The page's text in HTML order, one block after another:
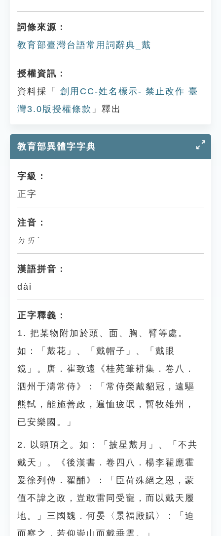
詞條來源：
教育部臺灣台語常用詞辭典_戴
授權資訊：
資料採「
創用CC-姓名標示- 禁止改作 臺
灣3.0版授權條款 」釋出
教育部異體字字典
字級：
正字
注音：
ㄉㄞˋ
漢語拼音：
dài
正字釋義：
1. 把某物附加於頭、面、胸、臂等處。
如：「戴花」、「戴帽子」、「戴眼
鏡」。唐．崔致遠《桂苑筆耕集．卷八．
泗州于濤常侍》：「常侍榮戴貂冠，遠驅
熊軾，能施善政，遍恤疲氓，暫牧雄州，
已安樂國。」
2. 以頭頂之。如：「披星戴月」、「不共
戴天」。《後漢書．卷四八．楊李翟應霍
爰徐列傳．翟酺》：「臣荷殊絕之恩，蒙
值不諱之政，豈敢雷同受寵，而以戴天履
地。」三國魏．何晏〈景福殿賦〉：「迫
而察之，若仰崇山而戴垂雲。」